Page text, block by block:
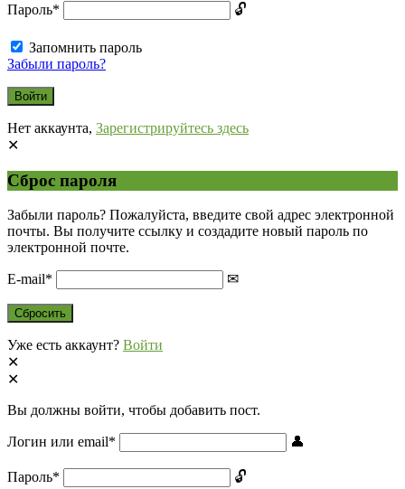
Пароль*
Запомнить пароль
Забыли пароль?
Нет аккаунта, Зарегистрируйтесь здесь
Сброс пароля
Забыли пароль? Пожалуйста, введите свой адрес электронной
почты. Вы получите ссылку и создадите новый пароль по
электронной почте.
E-mail*
Уже есть аккаунт? Войти
Вы должны войти, чтобы добавить пост.
Логин или email*
Пароль*